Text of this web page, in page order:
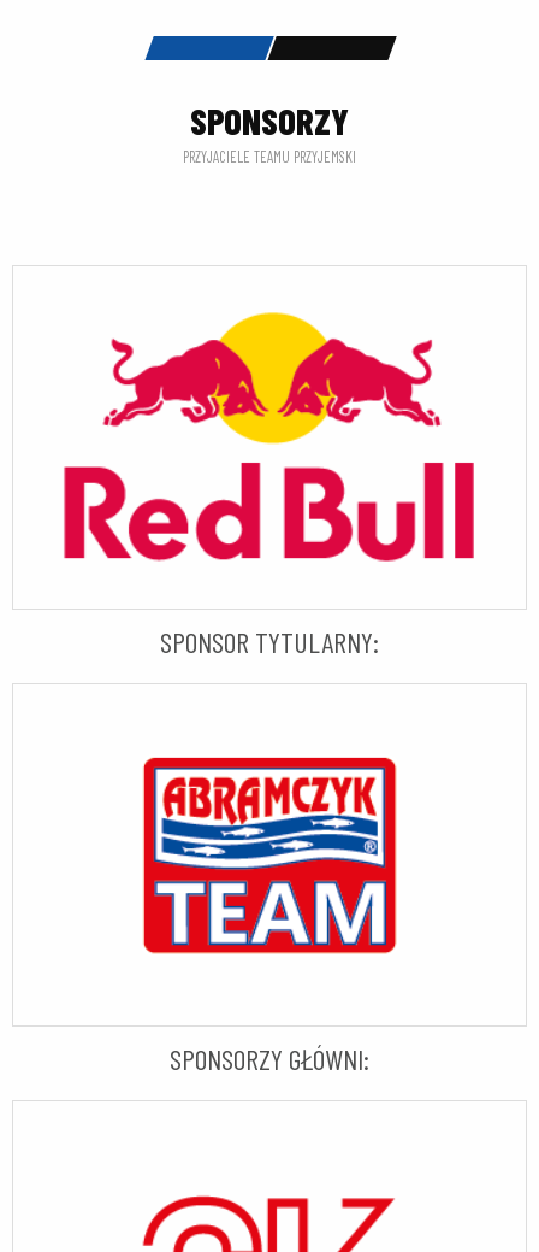
SPONSORZY
PRZYJACIELE TEAMU PRZYJEMSKI
SPONSOR TYTULARNY:
SPONSORZY GŁÓWNI: